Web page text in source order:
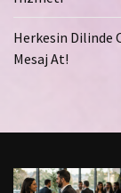
Herkesin Dilinde
Mesaj At!